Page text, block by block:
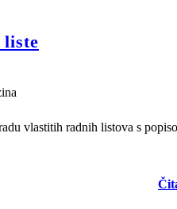
vlastitih radnih listova s